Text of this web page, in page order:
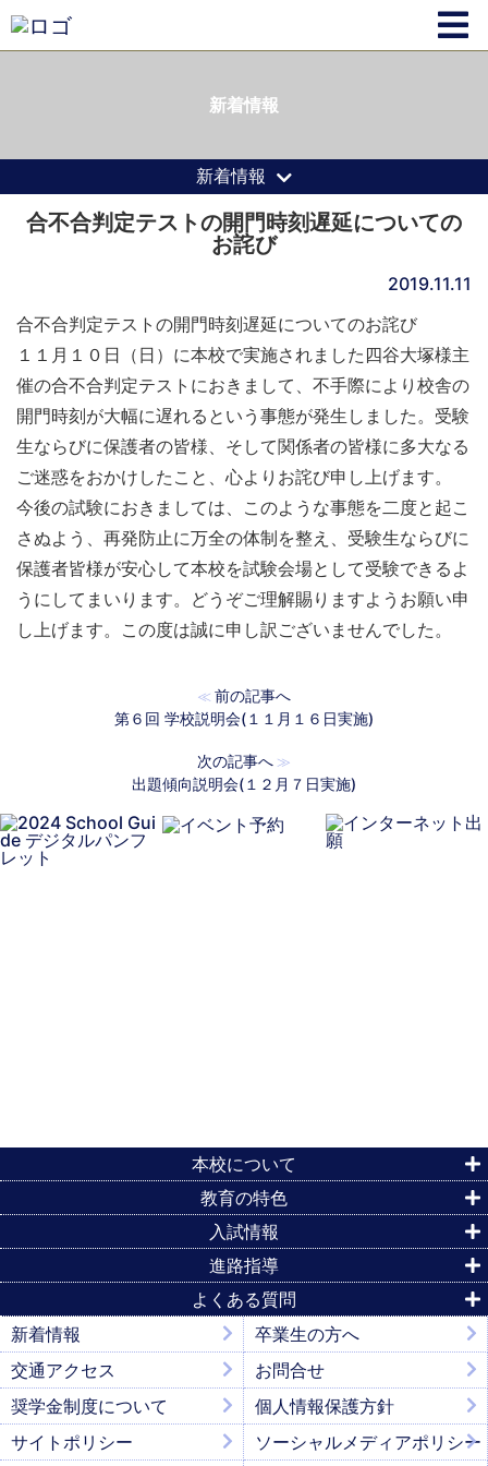
新着情報
新着情報
合不合判定テストの開門時刻遅延についての
お詫び
2019.11.11
合不合判定テストの開門時刻遅延についてのお詫び
１１月１０日（日）に本校で実施されました四谷大塚様主
催の合不合判定テストにおきまして、不手際により校舎の
開門時刻が大幅に遅れるという事態が発生しました。受験
生ならびに保護者の皆様、そして関係者の皆様に多大なる
ご迷惑をおかけしたこと、心よりお詫び申し上げます。
今後の試験におきましては、このような事態を二度と起こ
さぬよう、再発防止に万全の体制を整え、受験生ならびに
保護者皆様が安心して本校を試験会場として受験できるよ
うにしてまいります。どうぞご理解賜りますようお願い申
し上げます。この度は誠に申し訳ございませんでした。
≪ 前の記事へ
第６回 学校説明会(１１月１６日実施)
次の記事へ ≫
出題傾向説明会(１２月７日実施)
本校について
教育の特色
入試情報
進路指導
よくある質問
新着情報
卒業生の方へ
交通アクセス
お問合せ
奨学金制度について
個人情報保護方針
サイトポリシー
ソーシャルメディアポリシー